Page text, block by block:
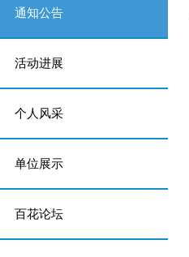
通知公告
活动进展
个人风采
单位展示
百花论坛